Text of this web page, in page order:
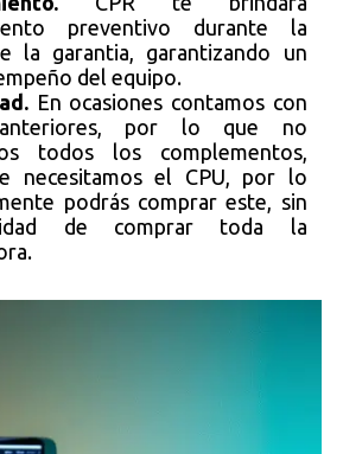
preventivo durante la
la garantia, garantizando un
del equipo.
En ocasiones contamos con
por lo que no
todos los complementos,
necesitamos el CPU, por lo
podrás comprar este, sin
de comprar toda la